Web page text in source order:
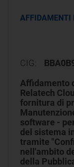
AFFIDAMENTI
CIG:
Affidamento
Relatech
fornitura di
software -
del sistema
tramite
nell'ambito
della